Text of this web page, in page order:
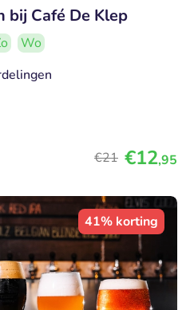
bij Café De Klep
Wo
€21 €12,95
41% korting